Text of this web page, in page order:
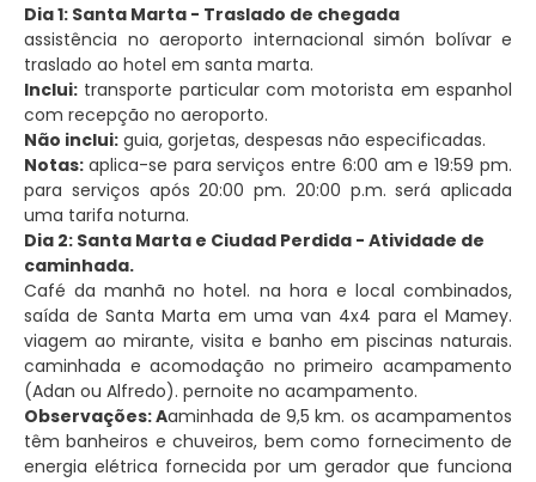
Dia 1: Santa Marta - Traslado de chegada
assistência no aeroporto internacional simón bolívar e
traslado ao hotel em santa marta.
Inclui: transporte particular com motorista em espanhol
com recepção no aeroporto.
Não inclui: guia, gorjetas, despesas não especificadas.
Notas: aplica-se para serviços entre 6:00 am e 19:59 pm.
para serviços após 20:00 pm. 20:00 p.m. será aplicada
uma tarifa noturna.
Dia 2: Santa Marta e Ciudad Perdida - Atividade de
caminhada.
Café da manhã no hotel. na hora e local combinados,
saída de Santa Marta em uma van 4x4 para el Mamey.
viagem ao mirante, visita e banho em piscinas naturais.
caminhada e acomodação no primeiro acampamento
(Adan ou Alfredo). pernoite no acampamento.
Observações: Aaminhada de 9,5 km. os acampamentos
têm banheiros e chuveiros, bem como fornecimento de
energia elétrica fornecida por um gerador que funciona